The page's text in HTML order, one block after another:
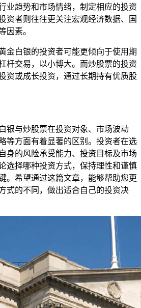
业趋势和市场情绪，制定相应的投资
资者则往往更关注宏观经济数据、国
因素。
金白银的投资者可能更倾向于使用期
杆交易，以小博大。而炒股票的投资
资或成长投资，通过长期持有优质股
银与炒股票在投资对象、市场波动
等方面有着显著的区别。投资者在选
身的风险承受能力、投资目标及市场
选择哪种投资方式，保持理性和谨慎
。希望通过这篇文章，能够帮助您更
式的不同，做出适合自己的投资决